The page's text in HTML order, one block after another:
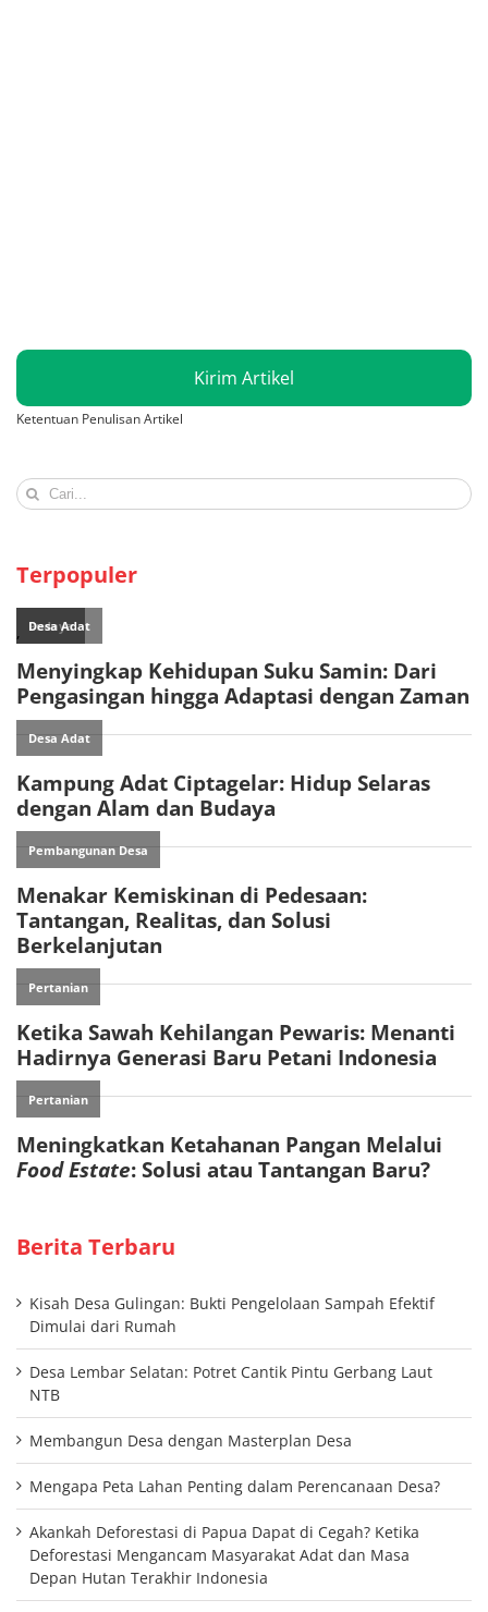
Kirim Artikel
Ketentuan Penulisan Artikel
Search
for:
Terpopuler
Berita Terbaru
Kisah Desa Gulingan: Bukti Pengelolaan Sampah Efektif
Dimulai dari Rumah
Desa Lembar Selatan: Potret Cantik Pintu Gerbang Laut
NTB
Membangun Desa dengan Masterplan Desa
Mengapa Peta Lahan Penting dalam Perencanaan Desa?
Akankah Deforestasi di Papua Dapat di Cegah? Ketika
Deforestasi Mengancam Masyarakat Adat dan Masa
Depan Hutan Terakhir Indonesia